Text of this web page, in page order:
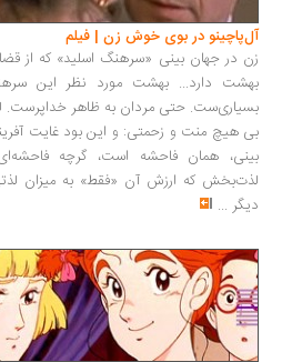
آل‌پاچینو در بوی خوش زن | فیلم
زن در جهان بینی «سرهنگ اسلید» که از
بهشت دارد... بهشت مورد نظر این
بسیاری‌ست. حتی مردان به ظاهر خداپرست.
بی هیچ منت و زحمتی: و این بود غایت
بینی، همان فاحشه است، گرچه
لذت‌بخش که ارزش آن «فقط» به میزان
دیگر ...